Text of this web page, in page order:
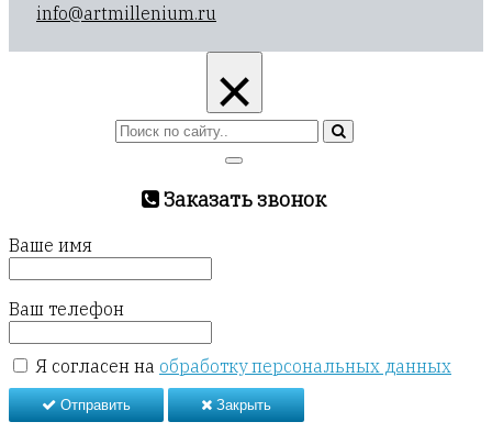
info@artmillenium.ru
×
Заказать звонок
Ваше имя
Ваш телефон
Я согласен на обработку персональных данных
Отправить Закрыть